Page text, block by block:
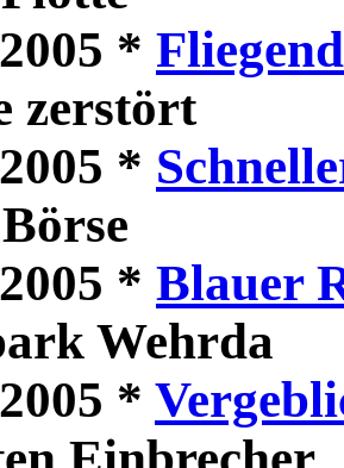
*
zerstört
*
* Blauer
Wehrda
*